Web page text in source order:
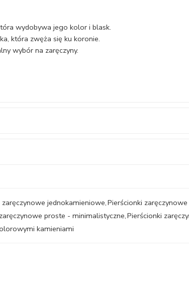
wydobywa jego kolor i blask.
która zwęża się ku koronie.
wybór na zaręczyny.
zaręczynowe jednokamieniowe,Pierścionki
proste - minimalistyczne,Pierścionki
kamieniami